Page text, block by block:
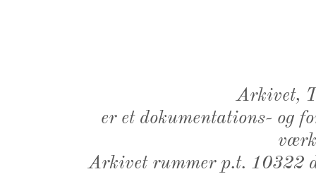
Arkivet,
er et dokumentations- og
Arkivet rummer p.t. 10322